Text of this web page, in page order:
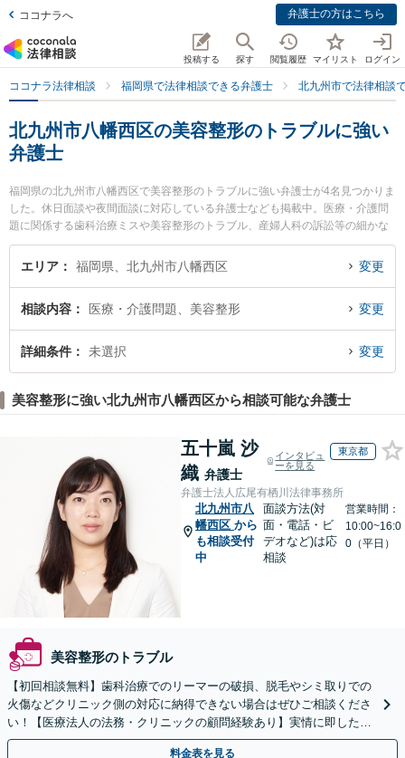
ココナラへ 弁護士の方はこちら
投稿する 探す 閲覧履歴 マイリスト ログイン
ココナラ法律相談 福岡県で法律相談できる弁護士 北九州市で法律相談
北九州市八幡西区の美容整形のトラブルに強い
弁護士
福岡県の北九州市八幡西区で美容整形のトラブルに強い弁護士が4名見つかりま
した。休日面談や夜間面談に対応している弁護士なども掲載中。医療・介護問
題に関係する歯科治療ミスや美容整形のトラブル、産婦人科の訴訟等の細かな
分野での絞り込み検索もでき便利です。特におばら総合法律事務所の堀尾 雅光
弁護士や黒崎合同法律事務所の溝口 史子弁護士、藤井綜合法律事務所の藤井 晋
ぐに弁護士に相談したい』『美容整形のトラブルのトラブル解決の実績豊富な
近くの弁護士を検索したい』『初回相談無料で美容整形のトラブルを法律相談
できる北九州市八幡西区内の弁護士に相談予約したい』などでお困りの相談者
エリア 福岡県、北九州市八幡西区 変更
相談内容 医療・介護問題、美容整形 変更
詳細条件 未選択 変更
美容整形に強い北九州市八幡西区から相談可能な弁護士
五十嵐 沙
織 弁護士
インタビュ
ーを見る
東京都
弁護士法人広尾有栖川法律事務所
北九州市八
幡西区 から
も相談受付
中
面談方法(対
面・電話・ビ
デオなど)は応
相談
営業時間：
10:00~16:0
0（平日）
美容整形のトラブル
【初回相談無料】歯科治療でのリーマーの破損、脱毛やシミ取りでの
火傷などクリニック側の対応に納得できない場合はぜひご相談くださ
い！【医療法人の法務・クリニックの顧問経験あり】実情に即したア
ドバイスで、納得のできるトラブルの解決を目指します。
料金表を見る